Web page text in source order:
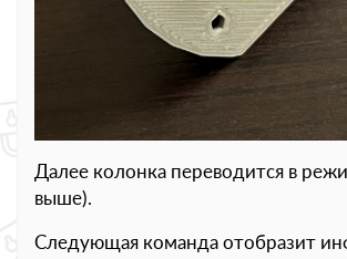
Далее колонка переводится в
выше).
Следующая команда отобразит